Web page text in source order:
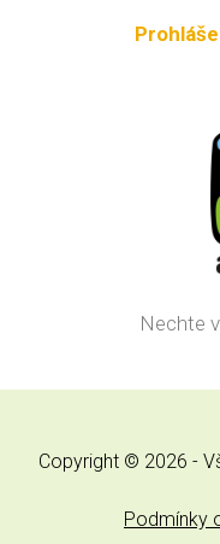
Nechte
Copyright © 2026 -
Podmínky